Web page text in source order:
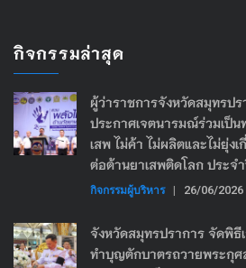
กิจกรรมล่าสุด
ผู้ว่าราชการจังหวัดสมุทรป
ประกาศเจตนารมณ์ร่วมเป็
เสพ ไม่ค้า ไม่ผลิตและไม่ยุ่ง
ต่อต้านยาเสพติดโลก ประจ
กิจกรรมผู้บริหาร | 26/06/2026
จังหวัดสมุทรปราการ จัดพิ
ทำบุญตักบาตรถวายพระกุ